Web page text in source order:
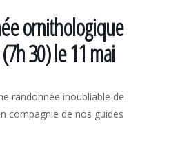
ornithologique
30) le 11 mai
randonnée inoubliable de
compagnie de nos guides